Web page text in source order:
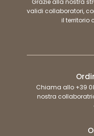
validi collaboratori,
il territorio
Chiama allo +39
nostra